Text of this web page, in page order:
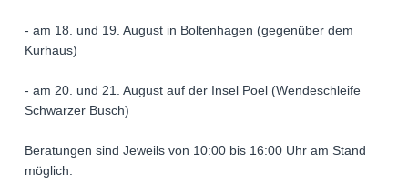
- am 18. und 19. August in Boltenhagen (gegenüber dem
Kurhaus)
- am 20. und 21. August auf der Insel Poel (Wendeschleife
Schwarzer Busch)
Beratungen sind Jeweils von 10:00 bis 16:00 Uhr am Stand
möglich.